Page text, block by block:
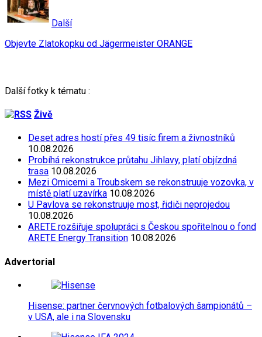
Další
Objevte Zlatokopku od Jägermeister ORANGE
Další fotky k tématu :
Živě
Deset adres hostí přes 49 tisíc firem a živnostníků
10.08.2026
Probíhá rekonstrukce průtahu Jihlavy, platí objízdná
trasa 10.08.2026
Mezi Omicemi a Troubskem se rekonstruuje vozovka, v
místě platí uzavírka 10.08.2026
U Pavlova se rekonstruuje most, řidiči neprojedou
10.08.2026
ARETE rozšiřuje spolupráci s Českou spořitelnou o fond
ARETE Energy Transition 10.08.2026
Advertorial
Hisense: partner červnových fotbalových šampionátů –
v USA, ale i na Slovensku